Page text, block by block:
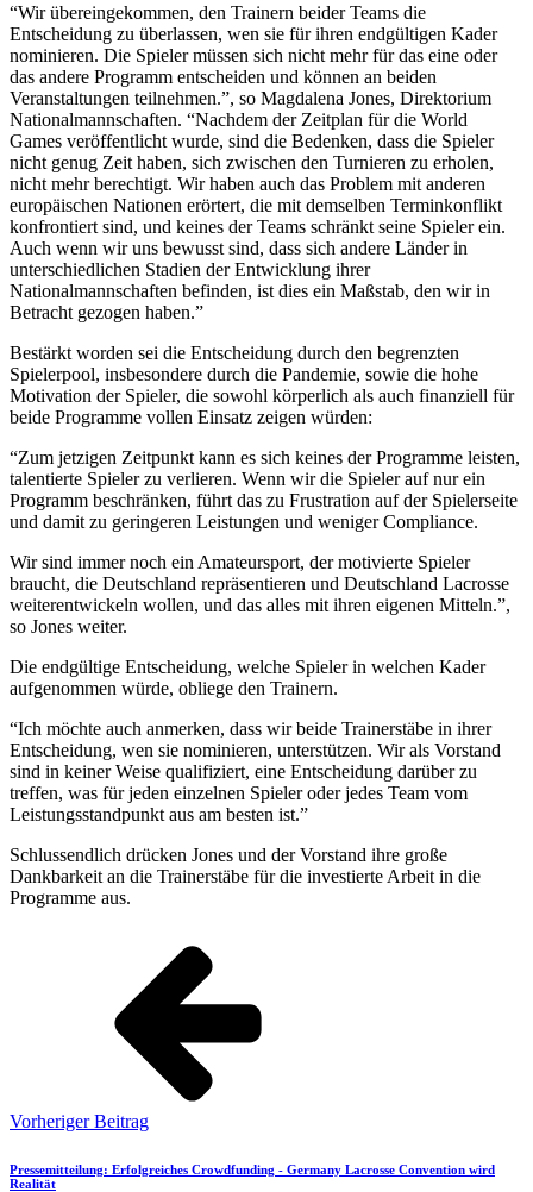
“Wir übereingekommen, den Trainern beider Teams die
Entscheidung zu überlassen, wen sie für ihren endgültigen Kader
nominieren. Die Spieler müssen sich nicht mehr für das eine oder
das andere Programm entscheiden und können an beiden
Veranstaltungen teilnehmen.”, so Magdalena Jones, Direktorium
Nationalmannschaften. “Nachdem der Zeitplan für die World
Games veröffentlicht wurde, sind die Bedenken, dass die Spieler
nicht genug Zeit haben, sich zwischen den Turnieren zu erholen,
nicht mehr berechtigt. Wir haben auch das Problem mit anderen
europäischen Nationen erörtert, die mit demselben Terminkonflikt
konfrontiert sind, und keines der Teams schränkt seine Spieler ein.
Auch wenn wir uns bewusst sind, dass sich andere Länder in
unterschiedlichen Stadien der Entwicklung ihrer
Nationalmannschaften befinden, ist dies ein Maßstab, den wir in
Betracht gezogen haben.”
Bestärkt worden sei die Entscheidung durch den begrenzten
Spielerpool, insbesondere durch die Pandemie, sowie die hohe
Motivation der Spieler, die sowohl körperlich als auch finanziell für
beide Programme vollen Einsatz zeigen würden:
“Zum jetzigen Zeitpunkt kann es sich keines der Programme leisten,
talentierte Spieler zu verlieren. Wenn wir die Spieler auf nur ein
Programm beschränken, führt das zu Frustration auf der Spielerseite
und damit zu geringeren Leistungen und weniger Compliance.
Wir sind immer noch ein Amateursport, der motivierte Spieler
braucht, die Deutschland repräsentieren und Deutschland Lacrosse
weiterentwickeln wollen, und das alles mit ihren eigenen Mitteln.”,
so Jones weiter.
Die endgültige Entscheidung, welche Spieler in welchen Kader
aufgenommen würde, obliege den Trainern.
“Ich möchte auch anmerken, dass wir beide Trainerstäbe in ihrer
Entscheidung, wen sie nominieren, unterstützen. Wir als Vorstand
sind in keiner Weise qualifiziert, eine Entscheidung darüber zu
treffen, was für jeden einzelnen Spieler oder jedes Team vom
Leistungsstandpunkt aus am besten ist.”
Schlussendlich drücken Jones und der Vorstand ihre große
Dankbarkeit an die Trainerstäbe für die investierte Arbeit in die
Programme aus.
Vorheriger Beitrag
Pressemitteilung: Erfolgreiches Crowdfunding - Germany Lacrosse Convention wird
Realität